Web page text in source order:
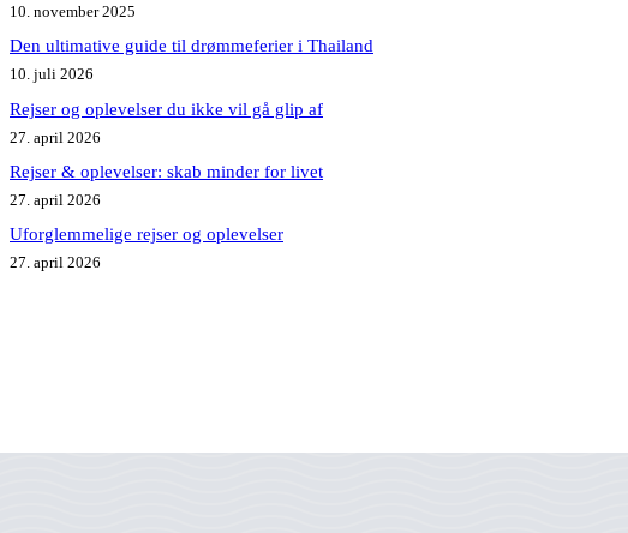
10. november 2025
Den ultimative guide til drømmeferier i Thailand
10. juli 2026
Rejser og oplevelser du ikke vil gå glip af
27. april 2026
Rejser & oplevelser: skab minder for livet
27. april 2026
Uforglemmelige rejser og oplevelser
27. april 2026